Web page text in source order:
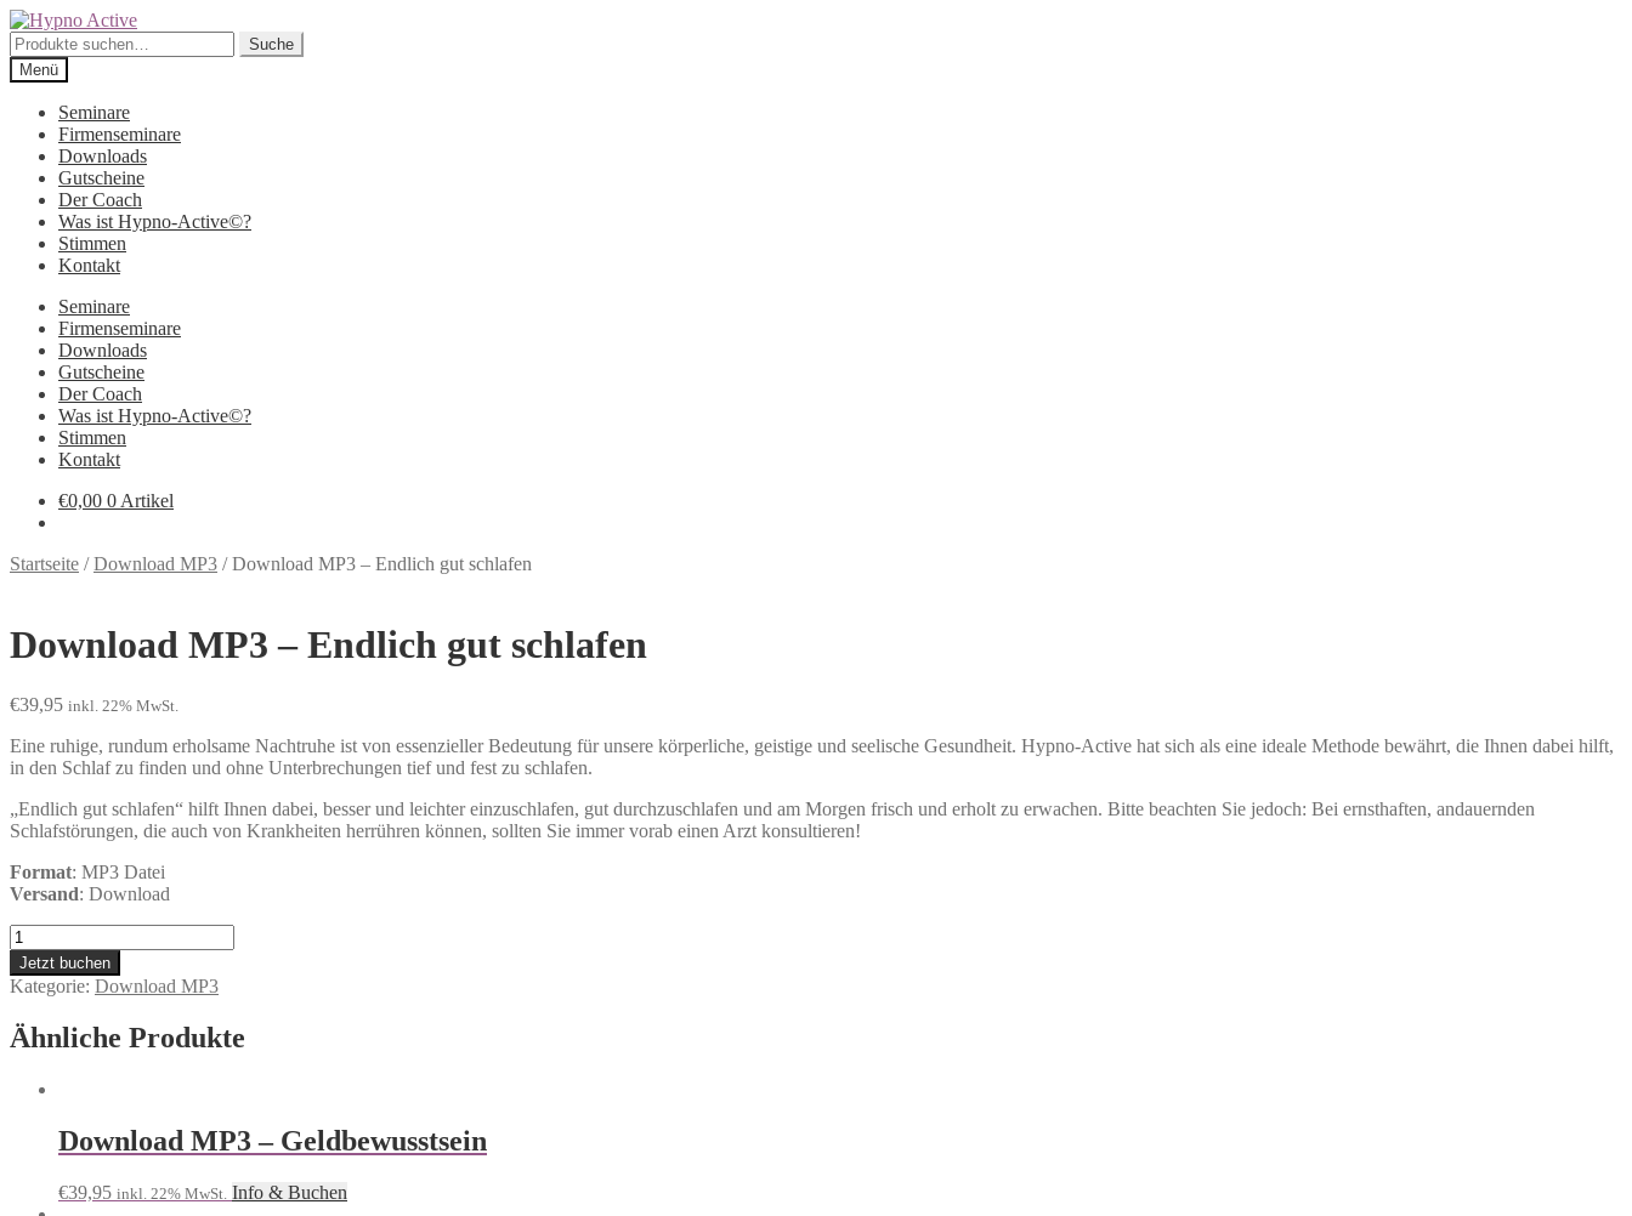
Zur
Navigation
springen
Zum
Inhalt
springen
Suche
nach:
Suche
Menü
Seminare
Firmenseminare
Downloads
Gutscheine
Der Coach
Was ist Hypno-Active©?
Stimmen
Kontakt
Seminare
Firmenseminare
Downloads
Gutscheine
Der Coach
Was ist Hypno-Active©?
Stimmen
Kontakt
€0,00 0 Artikel
Startseite /Download MP3 /Download MP3 – Endlich gut schlafen
Download MP3 – Endlich gut schlafen
€39,95 inkl. 22% MwSt.
Eine ruhige, rundum erholsame Nachtruhe ist von essenzieller Bedeutung für unsere körperliche, geistige und seelische Gesundheit. Hypno-Active hat sich als eine ideale Methode bewährt, die Ihnen dabei hilft,
in den Schlaf zu finden und ohne Unterbrechungen tief und fest zu schlafen.
„Endlich gut schlafen“ hilft Ihnen dabei, besser und leichter einzuschlafen, gut durchzuschlafen und am Morgen frisch und erholt zu erwachen. Bitte beachten Sie jedoch: Bei ernsthaften, andauernden
Schlafstörungen, die auch von Krankheiten herrühren können, sollten Sie immer vorab einen Arzt konsultieren!
Format: MP3 Datei
Versand: Download
Download
MP3
-
Endlich
gut
schlafen
Jetzt buchen
Kategorie: Download MP3
Ähnliche Produkte
Download MP3 – Geldbewusstsein
€39,95 inkl. 22% MwSt. Info & Buchen